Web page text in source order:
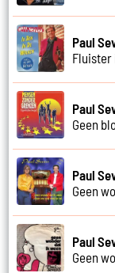
Paul
Fluister
Paul
Geen
Paul
Geen
Paul
Geen